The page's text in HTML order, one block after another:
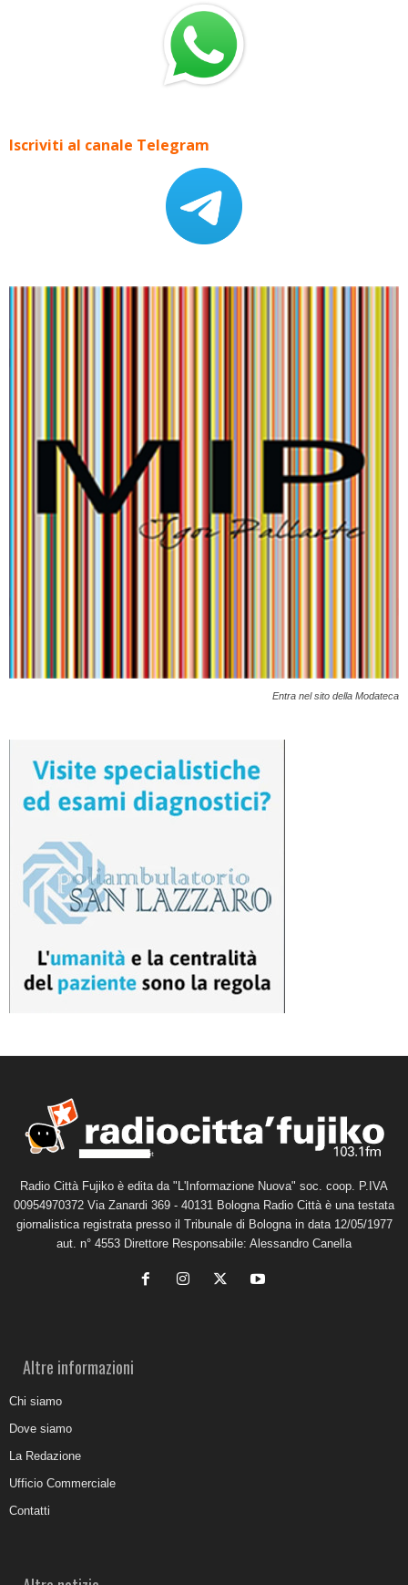
Iscriviti al canale Telegram
Entra nel sito della Modateca
Radio Città Fujiko è edita da "L'Informazione Nuova" soc. coop. P.IVA
00954970372 Via Zanardi 369 - 40131 Bologna Radio Città è una testata
giornalistica registrata presso il Tribunale di Bologna in data 12/05/1977
aut. n° 4553 Direttore Responsabile: Alessandro Canella
Altre informazioni
Chi siamo
Dove siamo
La Redazione
Ufficio Commerciale
Contatti